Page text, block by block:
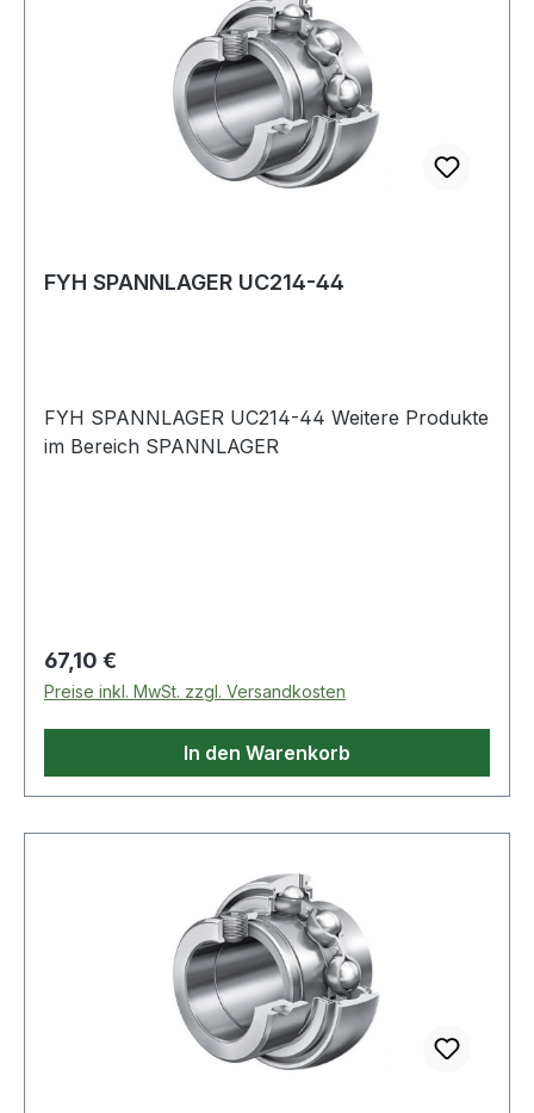
FYH SPANNLAGER UC214-44
FYH SPANNLAGER UC214-44 Weitere Produkte
im Bereich SPANNLAGER
Regulärer Preis:
67,10 €
Preise inkl. MwSt. zzgl. Versandkosten
In den Warenkorb